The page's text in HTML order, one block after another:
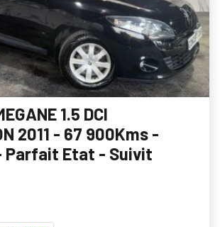
1.5 DCI
2011 - 67 900Kms -
Parfait Etat - Suivit